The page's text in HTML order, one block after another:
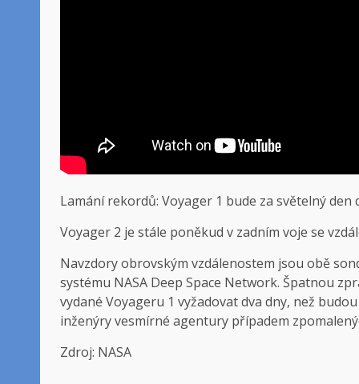
Lamání rekordů: Voyager 1 bude za světelný den
Voyager 2 je stále poněkud v zadním voje se
Navzdory obrovským vzdálenostem jsou obě
systému NASA Deep Space Network. Špatnou
vydané Voyageru 1 vyžadovat dva dny, než
inženýry vesmírné agentury případem
Zdroj: NASA